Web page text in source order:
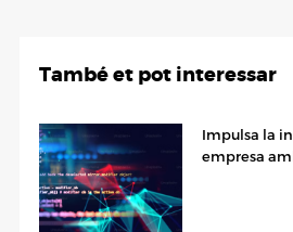
També et pot interessar
Impulsa la
empresa